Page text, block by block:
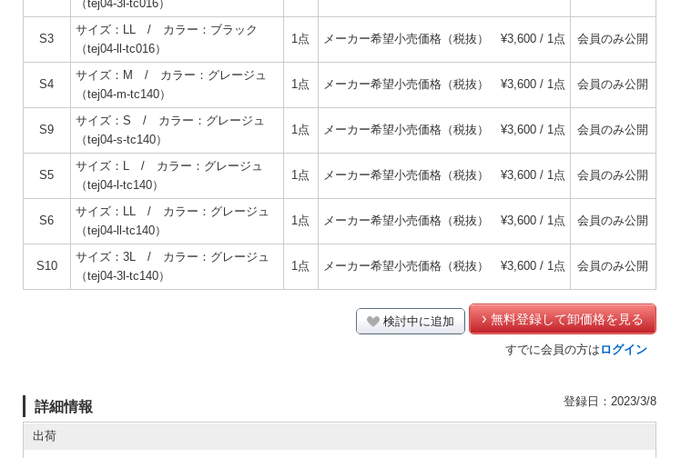
（tej04-3l-tc016）
S3
サイズ：LL / カラー：ブラック
（tej04-ll-tc016）
1点 メーカー希望小売価格（税抜） ¥3,600 / 1点 会員のみ公開
S4
サイズ：M / カラー：グレージュ
（tej04-m-tc140）
1点 メーカー希望小売価格（税抜） ¥3,600 / 1点 会員のみ公開
S9
サイズ：S / カラー：グレージュ
（tej04-s-tc140）
1点 メーカー希望小売価格（税抜） ¥3,600 / 1点 会員のみ公開
S5
サイズ：L / カラー：グレージュ
（tej04-l-tc140）
1点 メーカー希望小売価格（税抜） ¥3,600 / 1点 会員のみ公開
S6
サイズ：LL / カラー：グレージュ
（tej04-ll-tc140）
1点 メーカー希望小売価格（税抜） ¥3,600 / 1点 会員のみ公開
S10
サイズ：3L / カラー：グレージュ
（tej04-3l-tc140）
1点 メーカー希望小売価格（税抜） ¥3,600 / 1点 会員のみ公開
検討中に追加 無料登録して卸価格を見る
すでに会員の方は ログイン
詳細情報 登録日：2023/3/8
出荷